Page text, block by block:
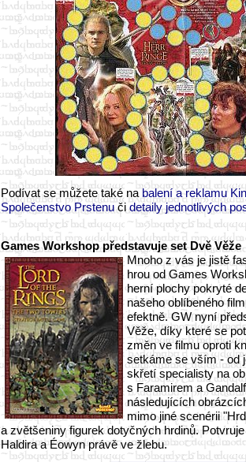
Podívat se můžete také nabalení a reklamu
Společenstvo Prstenučidetaily jednotlivých
Games Workshop představuje set Dvě Věže
Mnoho z vás je jistě
hrou od Games
herní plochy pokryté
našeho oblíbeného
efektně. GW nyní
Věže, díky které se
změn ve filmu oproti
setkáme se vším - od
skřetí specialisty na
s Faramirem a
následujících
mimo jiné scenérii
a zvětšeniny figurek dotyčných hrdinů.
Haldira a Éowyn právě ve žlebu.